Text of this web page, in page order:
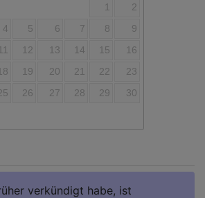
1
2
4 5 6 7 8
9
11 12 13 14 15
16
19 20 21 22
23
26 27 28 29
30
verkündigt habe, ist